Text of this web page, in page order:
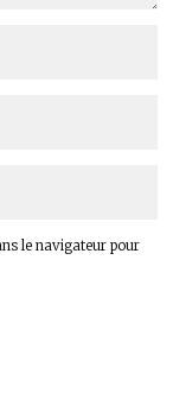
le navigateur pour